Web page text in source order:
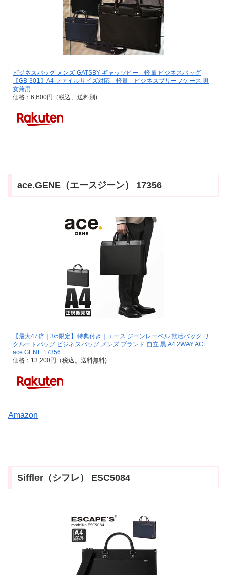
ビジネスバッグ メンズ GATSBY ギャッツビー 軽量 ビジネスバッグ
【GB-301】A4 ファイルサイズ対応 軽量 ビジネスブリーフケース 男
女兼用
価格：6,600円（税込、送料別)
ace.GENE（エースジーン） 17356
【最大47倍｜3/5限定】特典付き｜エース ジーンレーベル 就活バッグ リ
クルートバッグ ビジネスバッグ メンズ ブランド 自立 黒 A4 2WAY ACE
ace.GENE 17356
価格：13,200円（税込、送料無料)
Amazon
Siffler（シフレ） ESC5084